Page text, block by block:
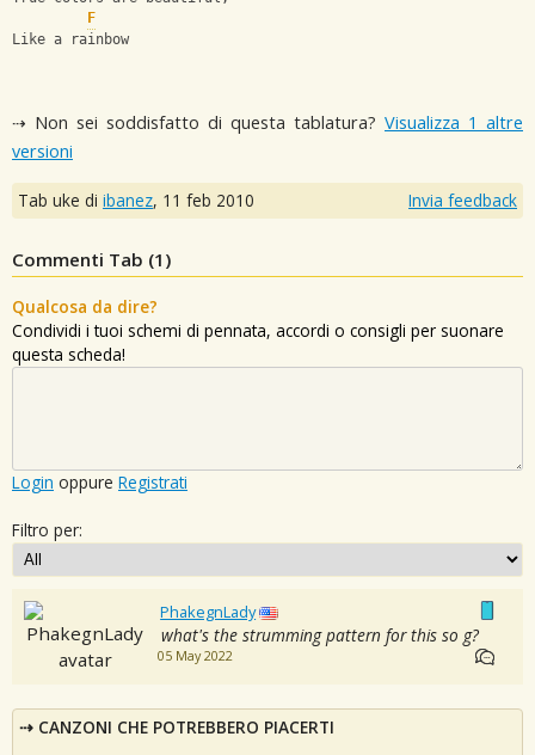
F
Like a rainbow
⇢ Non sei soddisfatto di questa tablatura? Visualizza 1 altre
versioni
Tab uke di ibanez, 11 feb 2010 Invia feedback
Commenti Tab (1 )
Qualcosa da dire?
Condividi i tuoi schemi di pennata, accordi o consigli per suonare
questa scheda!
Login oppure Registrati
Filtro per:
PhakegnLady
what's the strumming pattern for this so g?
05 May 2022
CANZONI CHE POTREBBERO PIACERTI